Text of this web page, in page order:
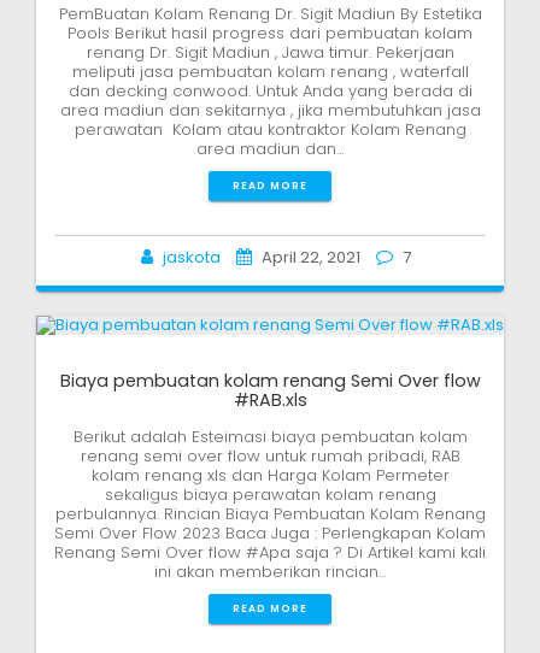
PemBuatan Kolam Renang Dr. Sigit Madiun By Estetika
Pools Berikut hasil progress dari pembuatan kolam
renang Dr. Sigit Madiun , Jawa timur. Pekerjaan
meliputi jasa pembuatan kolam renang , waterfall
dan decking conwood. Untuk Anda yang berada di
area madiun dan sekitarnya , jika membutuhkan jasa
perawatan Kolam atau kontraktor Kolam Renang
area madiun dan…
READ MORE
jaskota April 22, 2021 7
Biaya pembuatan kolam renang Semi Over flow
#RAB.xls
Berikut adalah Esteimasi biaya pembuatan kolam
renang semi over flow untuk rumah pribadi, RAB
kolam renang xls dan Harga Kolam Permeter
sekaligus biaya perawatan kolam renang
perbulannya. Rincian Biaya Pembuatan Kolam Renang
Semi Over Flow 2023 Baca Juga : Perlengkapan Kolam
Renang Semi Over flow #Apa saja ? Di Artikel kami kali
ini akan memberikan rincian…
READ MORE